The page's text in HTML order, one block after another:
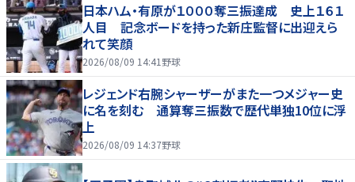
日本ハム・有原が１０００奪三振達成 史上１６１
人目 記念ボードを持った新庄監督に出迎えら
れて笑顔
2026/08/09 14:41 野球
レジェンド右腕シャーザーがまた一つメジャー史
に名を刻む 通算奪三振数で歴代単独10位に浮
上
2026/08/09 14:37野球